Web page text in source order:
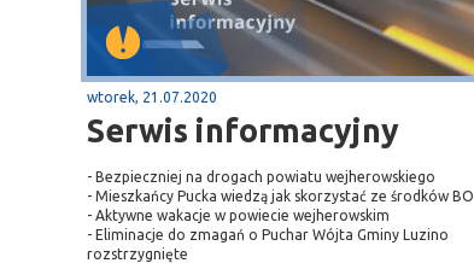
wtorek, 21.07.2020
Serwis informacyjny
- Bezpieczniej na drogach powiatu wejherowskiego
- Mieszkańcy Pucka wiedzą jak skorzystać ze środków BO
- Aktywne wakacje w powiecie wejherowskim
- Eliminacje do zmagań o Puchar Wójta Gminy Luzino
rozstrzygnięte
krajową nr 6
Sopot
plaża